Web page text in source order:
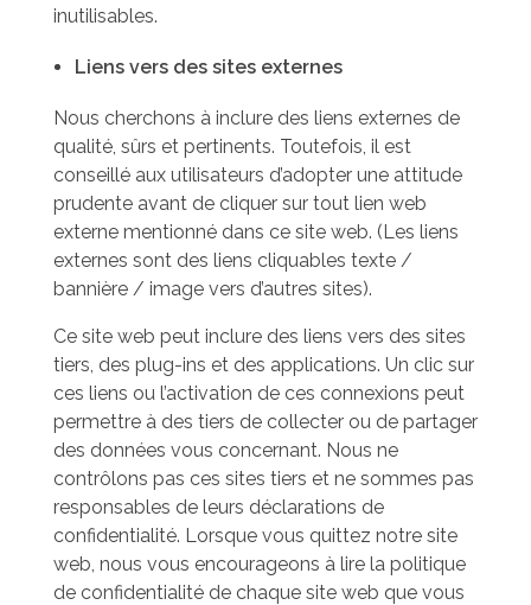
inutilisables.
Liens vers des sites externes
Nous cherchons à inclure des liens externes de
qualité, sûrs et pertinents. Toutefois, il est
conseillé aux utilisateurs d’adopter une attitude
prudente avant de cliquer sur tout lien web
externe mentionné dans ce site web. (Les liens
externes sont des liens cliquables texte /
bannière / image vers d’autres sites).
Ce site web peut inclure des liens vers des sites
tiers, des plug-ins et des applications. Un clic sur
ces liens ou l’activation de ces connexions peut
permettre à des tiers de collecter ou de partager
des données vous concernant. Nous ne
contrôlons pas ces sites tiers et ne sommes pas
responsables de leurs déclarations de
confidentialité. Lorsque vous quittez notre site
web, nous vous encourageons à lire la politique
de confidentialité de chaque site web que vous